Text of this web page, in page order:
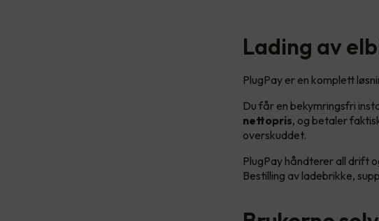
Lading av
PlugPay er en komplett
Du får en bekymringsfri
nettopris, og betaler
overskuddet.
PlugPay håndterer all drift
Bestilling av ladebrikke,